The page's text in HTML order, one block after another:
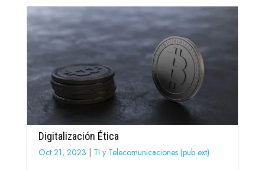
Digitalización Ética
Oct 21, 2023 TI y Telecomunicaciones (pub ext)